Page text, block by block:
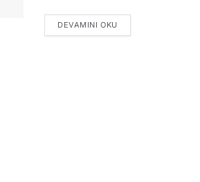
DEVAMINI OKUDETAILS